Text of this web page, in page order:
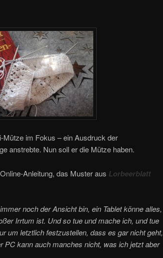
im Fokus – ein Ausdruck der
anstrebte. Nun soll er die Mütze haben.
Anleitung, das Muster aus Lorbeerblatt
noch der Ansicht bin, ein Tablet könne alles,
Irrtum ist. Und so tue und mache ich, und tue
um letztlich festzustellen, dass es gar nicht geht,
PC kann auch manches nicht, was ich jetzt aber